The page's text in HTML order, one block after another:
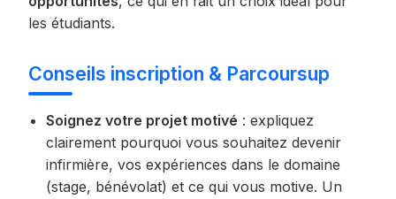
les étudiants.
Conseils inscription & Parcoursup
Soignez votre projet motivé : expliquez
clairement pourquoi vous souhaitez devenir
infirmière, vos expériences dans le domaine
(stage, bénévolat) et ce qui vous motive. Un